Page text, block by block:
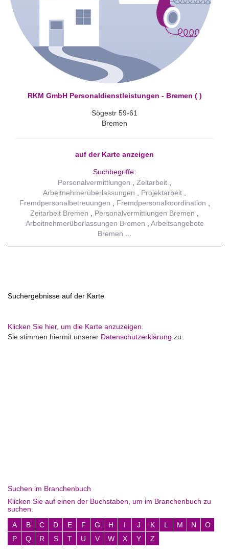
RKM GmbH Personaldienstleistungen - Bremen ( )
Sögestr 59-61
Bremen
auf der Karte anzeigen
Suchbegriffe:
Personalvermittlungen
Zeitarbeit
Arbeitnehmerüberlassungen
Projektarbeit
Fremdpersonalbetreuungen
Fremdpersonalkoordination
Zeitarbeit Bremen
Personalvermittlungen Bremen
Arbeitnehmerüberlassungen Bremen
Arbeitsangebote
Bremen
Suchergebnisse auf der Karte
Klicken Sie hier, um die Karte anzuzeigen.
Sie stimmen hiermit unserer Datenschutzerklärung zu.
Suchen im Branchenbuch
Klicken Sie auf einen der Buchstaben, um im Branchenbuch zu
suchen.
A
B C D E F G H I J K L M N
O
P
Q R S T U V W X Y Z